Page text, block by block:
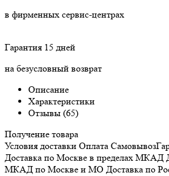
в фирменных сервис-центрах
Гарантия 15 дней
на безусловный возврат
Описание
Характеристики
Отзывы (65)
Получение товара
Условия доставки Оплата Самовывоз
Доставка по Москве в пределах МКАД
МКАД по Москве и МО Доставка по